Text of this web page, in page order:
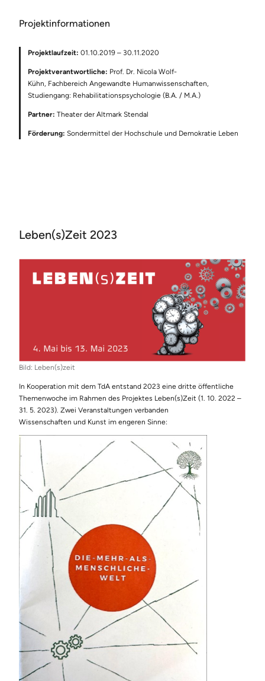
Projektinformationen
Projektlaufzeit: 01.10.2019 – 30.11.2020
Projektverantwortliche: Prof. Dr. Nicola Wolf-
Kühn, Fachbereich Angewandte Humanwissenschaften,
Studiengang: Rehabilitationspsychologie (B.A. / M.A.)
Partner: Theater der Altmark Stendal
Förderung: Sondermittel der Hochschule und Demokratie Leben
Leben(s)Zeit 2023
Bild: Leben(s)zeit
In Kooperation mit dem TdA entstand 2023 eine dritte öffentliche
Themenwoche im Rahmen des Projektes Leben(s)Zeit (1. 10. 2022 –
31. 5. 2023). Zwei Veranstaltungen verbanden
Wissenschaften und Kunst im engeren Sinne: